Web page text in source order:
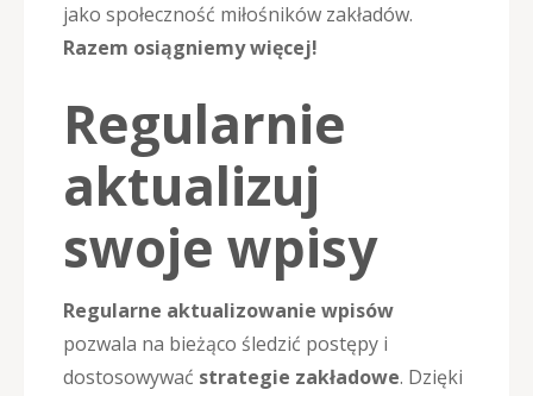
jako społeczność miłośników zakładów.
Razem osiągniemy więcej!
Regularnie
aktualizuj
swoje wpisy
Regularne aktualizowanie wpisów
pozwala na bieżąco śledzić postępy i
dostosowywać strategie zakładowe. Dzięki